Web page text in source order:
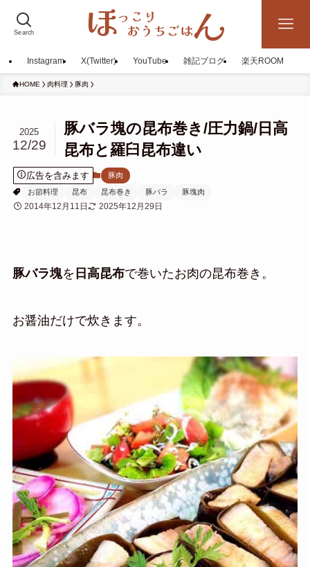
Search
Instagram X(Twitter) YouTube 雑記ブログ 楽天ROOM
HOME 肉料理 豚肉
豚バラ塊の昆布巻き/圧力鍋/日高
昆布と羅臼昆布違い
2025
12/29
広告を含みます
豚肉
お節料理
昆布 昆布巻き 豚バラ 豚塊肉
2014年12月11日 2025年12月29日
豚バラ塊を 日高昆布で巻いたお肉の昆布巻き。
お醤油だけで炊きます。